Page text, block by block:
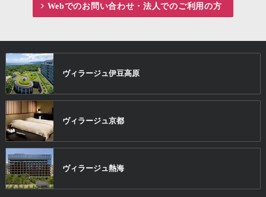
Webでのお問い合わせ・法人でのご利用の方
ヴィラージュ 伊豆高原
ヴィラージュ 京都
ヴィラージュ 熱海